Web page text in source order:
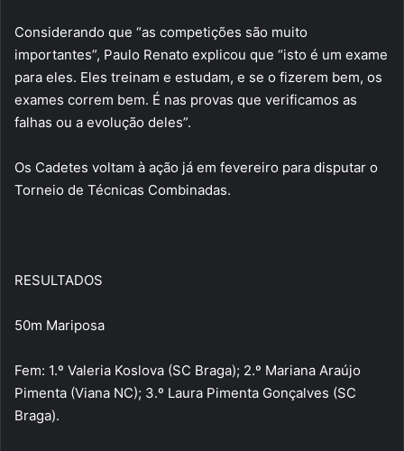
Considerando que “as competições são muito
importantes”, Paulo Renato explicou que “isto é um exame
para eles. Eles treinam e estudam, e se o fizerem bem, os
exames correm bem. É nas provas que verificamos as
falhas ou a evolução deles”.
Os Cadetes voltam à ação já em fevereiro para disputar o
Torneio de Técnicas Combinadas.
RESULTADOS
50m Mariposa
Fem: 1.º Valeria Koslova (SC Braga); 2.º Mariana Araújo
Pimenta (Viana NC); 3.º Laura Pimenta Gonçalves (SC
Braga).